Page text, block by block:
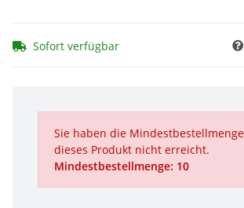
Sofort verfügbar
Sie haben die
dieses Produkt nicht erreicht.
Mindestbestellmenge: 10